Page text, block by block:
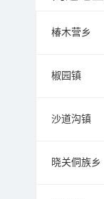
椿木营乡
椒园镇
沙道沟镇
晓关侗族乡